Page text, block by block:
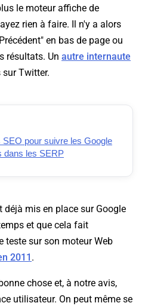
le moteur affiche de
rien à faire. Il n'y a alors
en bas de page ou
résultats. Un autre internaute
Twitter.
pour suivre les Google
dans les SERP
déjà mis en place sur Google
et que cela fait
teste sur son moteur Web
2011 .
chose et, à notre avis,
utilisateur. On peut même se